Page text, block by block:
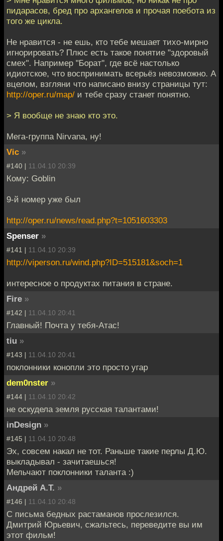
пидарасов, бред про архангелов и прочая поебота из
того же цикла.
Не нравится - не ешь, кто тебе мешает тихо-мирно
игнорировать? Плюс есть такое понятие "здоровый
смех". Например "Борат", где всё настолько
идиотское, что воспринимать всерьёз невозможно. А
вцелом, взгляни что написано внизу страницы тут:
http://oper.ru/map/ и тебе сразу станет понятно.
> Я вообще не знаю кто это.
Мега-группа Nirvana, ну!
Vic »
#140 | 11.04.10 20:39
Кому: Goblin
9-й номер уже был
http://oper.ru/news/read.php?t=1051603303
Spenser »
#141 | 11.04.10 20:39
http://viperson.ru/wind.php?ID=515181&soch=1
интересное о продуктах питания в стране.
Fire »
#142 | 11.04.10 20:41
Главный! Почта у тебя-Атас!
tiu »
#143 | 11.04.10 20:41
поклонники конопли это просто угар
dem0nster »
#144 | 11.04.10 20:42
не оскудела земля русская талантами!
inDesign »
#145 | 11.04.10 20:48
Эх, совсем накал не тот. Раньше такие перлы Д.Ю.
выкладывал - зачитаешься!
Мельчают поклонники таланта :)
Андрей А.Т. »
#146 | 11.04.10 20:48
C письма бедных растаманов прослезился.
Дмитрий Юрьевич, сжальтесь, переведите вы им
этот фильм!